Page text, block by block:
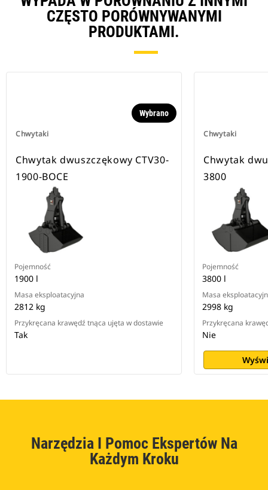
CZĘSTO PORÓWNYWANYMI
PRODUKTAMI.
Chwytaki
Wybrano
Chwytak dwuszczękowy CTV30-
1900-BOCE
Pojemność
1900 l
Masa eksploatacyjna
2812 kg
Przykręcana krawędź tnąca ujęta w dostawie
Tak
Chwytaki
Chwytak
3800
Pojemność
3800 l
Masa
2998 kg
Przykręcana
Nie
Narzędzia I Pomoc Ekspertów Na
Każdym Kroku